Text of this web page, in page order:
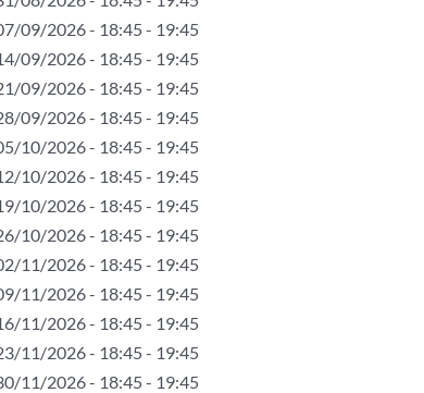
09/2026 - 18:45 - 19:45
09/2026 - 18:45 - 19:45
09/2026 - 18:45 - 19:45
09/2026 - 18:45 - 19:45
10/2026 - 18:45 - 19:45
10/2026 - 18:45 - 19:45
10/2026 - 18:45 - 19:45
10/2026 - 18:45 - 19:45
11/2026 - 18:45 - 19:45
11/2026 - 18:45 - 19:45
11/2026 - 18:45 - 19:45
11/2026 - 18:45 - 19:45
11/2026 - 18:45 - 19:45